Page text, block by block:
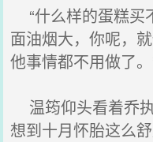
“什么样的蛋糕买
面油烟大，你呢，
他事情都不用做了。
温筠仰头看着乔
想到十月怀胎这么